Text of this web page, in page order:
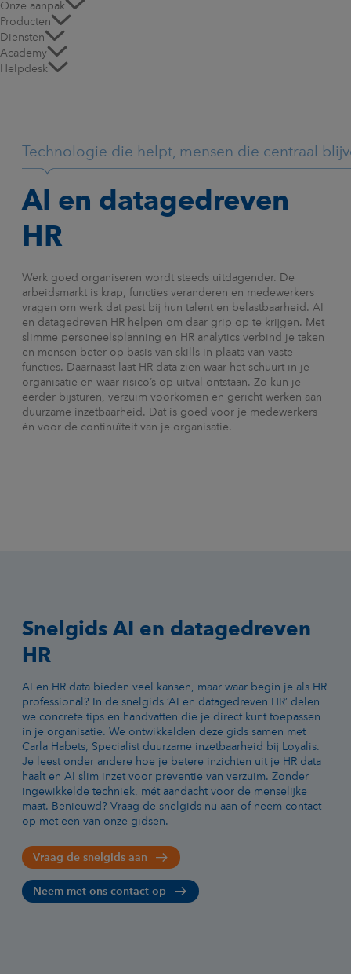
Onze aanpak
Producten
Diensten
Academy
Helpdesk
Technologie die helpt, mensen die centraal
AI en datagedreven
HR
Werk goed organiseren wordt steeds uitdagender. De
arbeidsmarkt is krap, functies veranderen en medewerkers
vragen om werk dat past bij hun talent en belastbaarheid. AI
en datagedreven HR helpen om daar grip op te krijgen. Met
slimme personeelsplanning en HR analytics verbind je taken
en mensen beter op basis van skills in plaats van vaste
functies. Daarnaast laat HR data zien waar het schuurt in je
organisatie en waar risico’s op uitval ontstaan. Zo kun je
eerder bijsturen, verzuim voorkomen en gericht werken aan
duurzame inzetbaarheid. Dat is goed voor je medewerkers
én voor de continuïteit van je organisatie.
Snelgids AI en datagedreven
HR
AI en HR data bieden veel kansen, maar waar begin je als HR
professional? In de snelgids ‘AI en datagedreven HR’ delen
we concrete tips en handvatten die je direct kunt toepassen
in je organisatie. We ontwikkelden deze gids samen met
Carla Habets, Specialist duurzame inzetbaarheid bij Loyalis.
Je leest onder andere hoe je betere inzichten uit je HR data
haalt en AI slim inzet voor preventie van verzuim. Zonder
ingewikkelde techniek, mét aandacht voor de menselijke
maat. Benieuwd? Vraag de snelgids nu aan of neem contact
op met een van onze gidsen.
Vraag de snelgids aan
Neem met ons contact op